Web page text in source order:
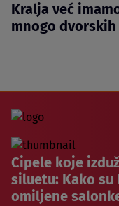
Kralja već
mnogo
Cipele koje
siluetu: Kako
omiljene